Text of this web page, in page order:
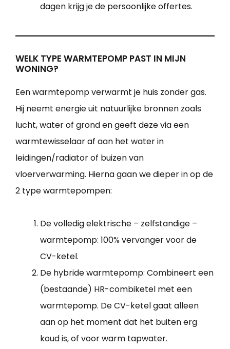
dagen krijg je de persoonlijke offertes.
WELK TYPE WARMTEPOMP PAST IN MIJN
WONING?
Een warmtepomp verwarmt je huis zonder gas.
Hij neemt energie uit natuurlijke bronnen zoals
lucht, water of grond en geeft deze via een
warmtewisselaar af aan het water in
leidingen/radiator of buizen van
vloerverwarming. Hierna gaan we dieper in op de
2 type warmtepompen:
De volledig elektrische – zelfstandige –
warmtepomp: 100% vervanger voor de
CV-ketel.
De hybride warmtepomp: Combineert een
(bestaande) HR-combiketel met een
warmtepomp. De CV-ketel gaat alleen
aan op het moment dat het buiten erg
koud is, of voor warm tapwater.